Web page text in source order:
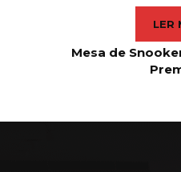
LER
Mesa de